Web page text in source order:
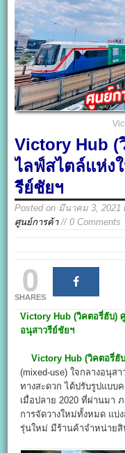
Victory Hub (
ไลฟ์สไตล์แห่ง
รีย์ชัยฯ
Posted on มีนาคม 3, 2021
ศูนย์การค้า// 0 Comments
0
SHARES
Victory Hub(วิคตอรี่ฮับ)
อนุสาวรีย์ชัยฯ
Victory Hub(วิคตอรี่ฮั
(mixed-use) ใจกลางอนุส
ทางสะดวก ได้ปรับรูปแบบ
เมื่อปลาย 2020 ที่ผ่านมา
การจัดวางใหม่ทั้งหมด แบ่
รุ่นใหม่ มีร้านค้าจำหน่ายสิ